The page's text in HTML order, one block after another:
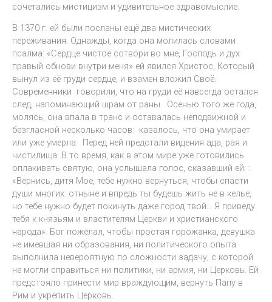
сочетались мистицизм и удивительное здравомыслие.
В 1370 г. ей были посланы ещё два мистических
переживания. Однажды, когда она молилась словами
псалма: «Сердце чистое сотвори во мне, Господь и дух
правый обнови внутри меня» ей явился Христос, Который
вынул из её груди сердце, и взамен вложил Своё.
Современники говорили, что на груди её навсегда остался
след, напоминающий шрам от раны. Осенью того же года,
молясь, она впала в транс и оставалась неподвижной и
безгласной несколько часов: казалось, что она умирает
или уже умерла. Перед ней предстали видения ада, рая и
чистилища. В то время, как в этом мире уже готовились
оплакивать святую, она услышала голос, сказавший ей: :
«Вернись, дитя Мое, тебе нужно вернуться, чтобы спасти
души многих: отныне и впредь ты будешь жить не в келье,
но тебе нужно будет покинуть даже город твой… Я приведу
тебя к князьям и властителям Церкви и христианского
народа». Бог пожелал, чтобы простая горожанка, девушка
не имевшая ни образования, ни политического опыта
выполнила невероятную по сложности задачу, с которой
не могли справиться ни политики, ни армия, ни Церковь. Ей
предстояло принести мир враждующим, вернуть Папу в
Рим и укрепить Церковь.